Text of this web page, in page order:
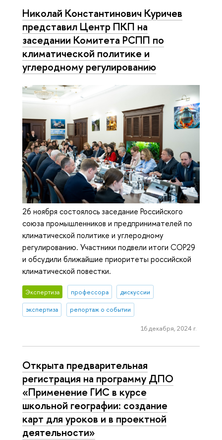
Николай Константинович Куричев
представил Центр ПКП на
заседании Комитета РСПП по
климатической политике и
углеродному регулированию
26 ноября состоялось заседание Российского
союза промышленников и предпринимателей по
климатической политике и углеродному
регулированию. Участники подвели итоги COP29
и обсудили ближайшие приоритеты российской
климатической повестки.
Экспертиза профессора дискуссии
экспертиза репортаж о событии
16 декабря, 2024 г.
Открыта предварительная
регистрация на программу ДПО
«Применение ГИС в курсе
школьной географии: создание
карт для уроков и в проектной
деятельности»